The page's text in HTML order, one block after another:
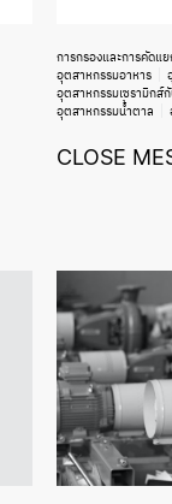
การกรองและการคัดแย
อุตสาหกรรมอาหาร
อุตสาหกรรมเซรามิกส์กั
อุตสาหกรรมน้ำตาล
CLOSE